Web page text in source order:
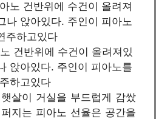
건반위에 수건이 올려져있
앉아있다. 주인이 피아노를
하고있다
살이 거실을 부드럽게 감쌌
지는 피아노 선율은 공간을